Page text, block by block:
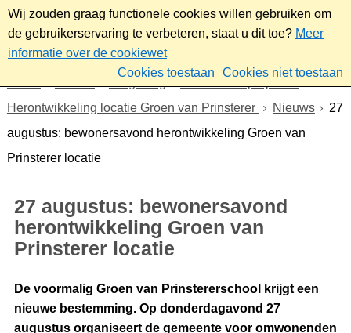
Wij zouden graag functionele cookies willen gebruiken om
de gebruikerservaring te verbeteren, staat u dit toe? Meer
informatie over de cookiewet
Cookies toestaan
Cookies niet toestaan
Omgeving
Plannen en projecten
Herontwikkeling locatie Groen van Prinsterer
Nieuws
27
augustus: bewonersavond herontwikkeling Groen van
Prinsterer locatie
27 augustus: bewonersavond
herontwikkeling Groen van
Prinsterer locatie
De voormalig Groen van Prinstererschool krijgt een
nieuwe bestemming. Op donderdagavond 27
augustus organiseert de gemeente voor omwonenden